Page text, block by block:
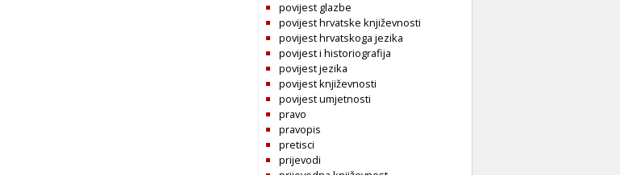
povijest glazbe
povijest hrvatske književnosti
povijest hrvatskoga jezika
povijest i historiografija
povijest jezika
povijest književnosti
povijest umjetnosti
pravo
pravopis
pretisci
prijevodi